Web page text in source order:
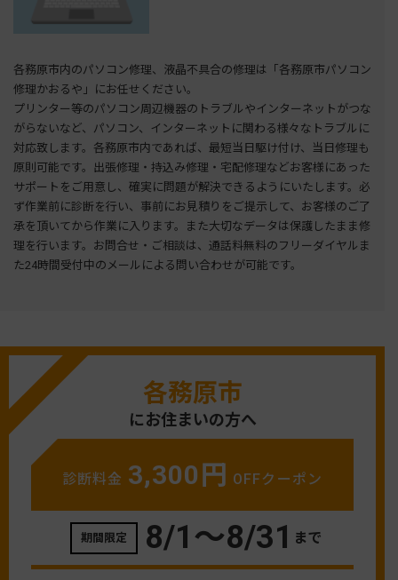
各務原市内のパソコン修理、液晶不具合の修理は「各務原市パソコン
修理かおるや」にお任せください。
プリンター等のパソコン周辺機器のトラブルやインターネットがつな
がらないなど、パソコン、インターネットに関わる様々なトラブルに
対応致します。各務原市内であれば、最短当日駆け付け、当日修理も
原則可能です。出張修理・持込み修理・宅配修理などお客様にあった
サポートをご用意し、確実に問題が解決できるようにいたします。必
ず作業前に診断を行い、事前にお見積りをご提示して、お客様のご了
承を頂いてから作業に入ります。また大切なデータは保護したまま修
理を行います。お問合せ・ご相談は、通話料無料のフリーダイヤルま
た24時間受付中のメールによる問い合わせが可能です。
各務原市
にお住まいの方へ
診断料金 3,300円 OFFクーポン
期間限定 8/1〜8/31 まで